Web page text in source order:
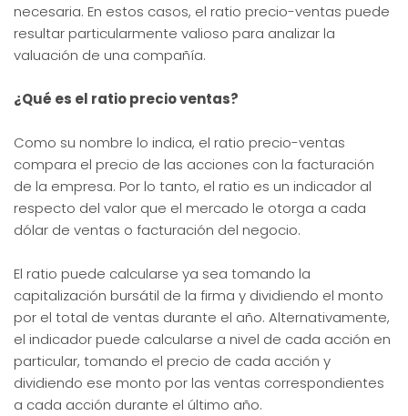
necesaria. En estos casos, el ratio precio-ventas puede
resultar particularmente valioso para analizar la
valuación de una compañía.
¿Qué es el ratio precio ventas?
Como su nombre lo indica, el ratio precio-ventas
compara el precio de las acciones con la facturación
de la empresa. Por lo tanto, el ratio es un indicador al
respecto del valor que el mercado le otorga a cada
dólar de ventas o facturación del negocio.
El ratio puede calcularse ya sea tomando la
capitalización bursátil de la firma y dividiendo el monto
por el total de ventas durante el año. Alternativamente,
el indicador puede calcularse a nivel de cada acción en
particular, tomando el precio de cada acción y
dividiendo ese monto por las ventas correspondientes
a cada acción durante el último año.